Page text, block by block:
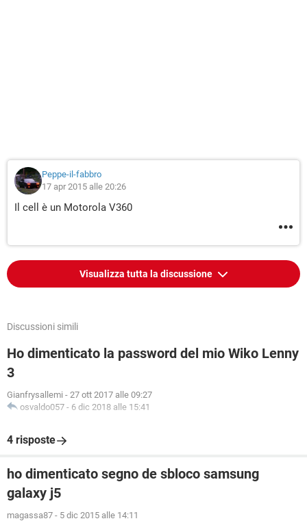
Peppe-il-fabbro
17 apr 2015 alle 20:26
Il cell è un Motorola V360
Visualizza tutta la discussione
Discussioni simili
Ho dimenticato la password del mio Wiko Lenny
3
Gianfrysallemi - 27 ott 2017 alle 09:27
osvaldo057 - 6 dic 2018 alle 15:41
4 risposte
ho dimenticato segno de sbloco samsung
galaxy j5
magassa87 - 5 dic 2015 alle 14:11